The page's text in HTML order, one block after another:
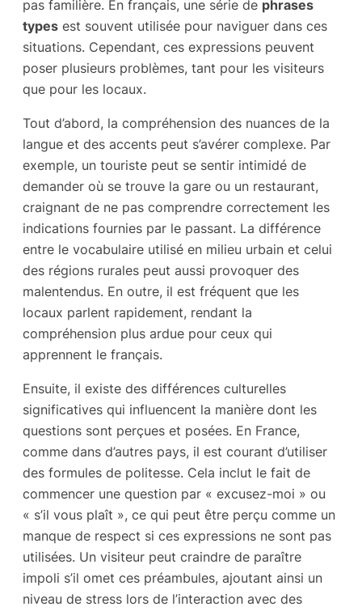
pas familière. En français, une série de phrases
types est souvent utilisée pour naviguer dans ces
situations. Cependant, ces expressions peuvent
poser plusieurs problèmes, tant pour les visiteurs
que pour les locaux.
Tout d’abord, la compréhension des nuances de la
langue et des accents peut s’avérer complexe. Par
exemple, un touriste peut se sentir intimidé de
demander où se trouve la gare ou un restaurant,
craignant de ne pas comprendre correctement les
indications fournies par le passant. La différence
entre le vocabulaire utilisé en milieu urbain et celui
des régions rurales peut aussi provoquer des
malentendus. En outre, il est fréquent que les
locaux parlent rapidement, rendant la
compréhension plus ardue pour ceux qui
apprennent le français.
Ensuite, il existe des différences culturelles
significatives qui influencent la manière dont les
questions sont perçues et posées. En France,
comme dans d’autres pays, il est courant d’utiliser
des formules de politesse. Cela inclut le fait de
commencer une question par « excusez-moi » ou
« s’il vous plaît », ce qui peut être perçu comme un
manque de respect si ces expressions ne sont pas
utilisées. Un visiteur peut craindre de paraître
impoli s’il omet ces préambules, ajoutant ainsi un
niveau de stress lors de l’interaction avec des